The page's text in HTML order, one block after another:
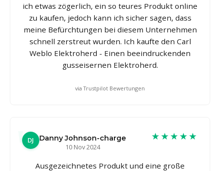
ich etwas zögerlich, ein so teures Produkt online
zu kaufen, jedoch kann ich sicher sagen, dass
meine Befürchtungen bei diesem Unternehmen
schnell zerstreut wurden. Ich kaufte den Carl
Weblo Elektroherd - Einen beeindruckenden
gusseisernen Elektroherd.
via Trustpilot Bewertungen
DJ
Danny Johnson-charge
10 Nov 2024
★★★★★
Ausgezeichnetes Produkt und eine große